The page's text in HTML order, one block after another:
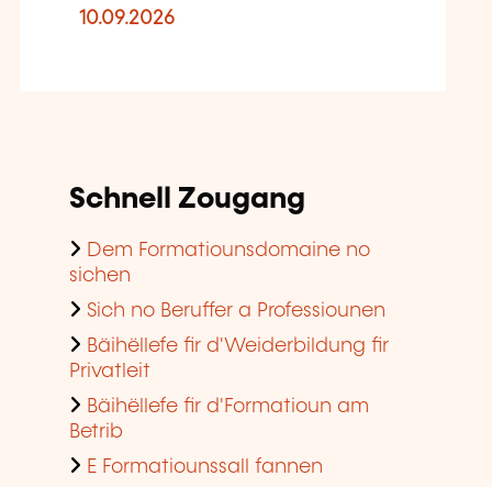
10.09.2026
Schnell Zougang
Dem Formatiounsdomaine no
sichen
Sich no Beruffer a Professiounen
Bäihëllefe fir d'Weiderbildung fir
Privatleit
Bäihëllefe fir d'Formatioun am
Betrib
E Formatiounssall fannen